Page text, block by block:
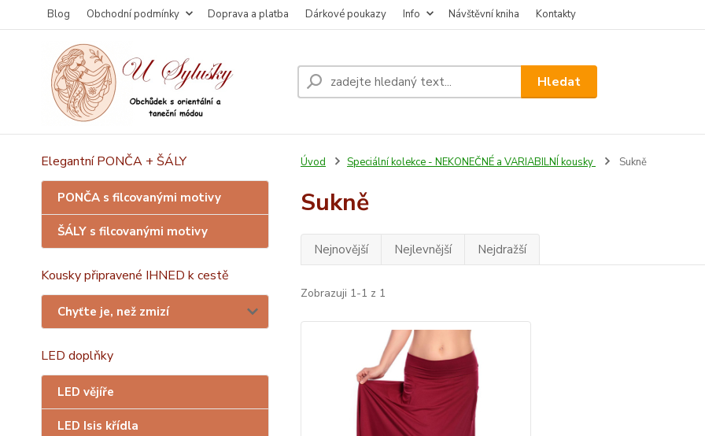
Blog Obchodní podmínky Doprava a platba Dárkové poukazy Info Návštěvní kniha Kontakty
Hledat
Elegantní PONČA + ŠÁLY
PONČA s filcovanými motivy
ŠÁLY s filcovanými motivy
Kousky připravené IHNED k cestě
Chyťte je, než zmizí
LED doplňky
LED vějíře
LED Isis křídla
Úvod Speciální kolekce - NEKONEČNÉ a VARIABILNÍ kousky Sukně
Sukně
Nejnovější Nejlevnější Nejdražší
Zobrazuji 1-1 z 1